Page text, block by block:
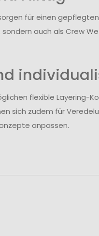
für einen
auch als Crew
flexible Layering-
sich zudem für
anpassen.